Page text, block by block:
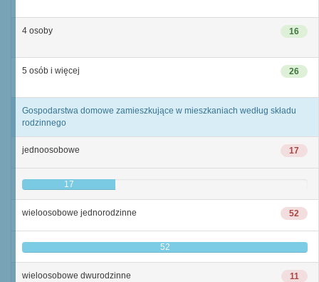
16
4 osoby
26
5 osób i więcej
Gospodarstwa domowe zamieszkujące w mieszkaniach według składu
rodzinnego
17
jednoosobowe
17
52
wieloosobowe jednorodzinne
52
11
wieloosobowe dwurodzinne